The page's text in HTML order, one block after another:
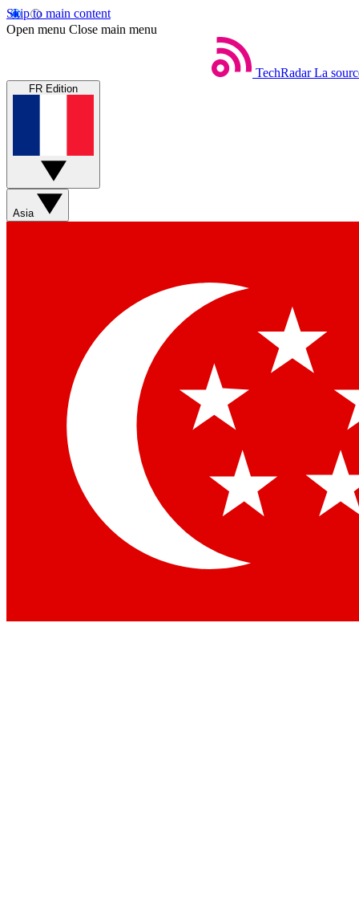
Skip to main content
Open menu Close main menu
TechRadar La
FR Edition
Asia